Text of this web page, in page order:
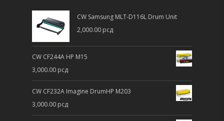
CW Samsung MLT-D116L Drum Unit
2,000.00 рсд
CW CF244A HP M15
3,000.00 рсд
CW CF232A Imagine DrumHP M203
3,000.00 рсд